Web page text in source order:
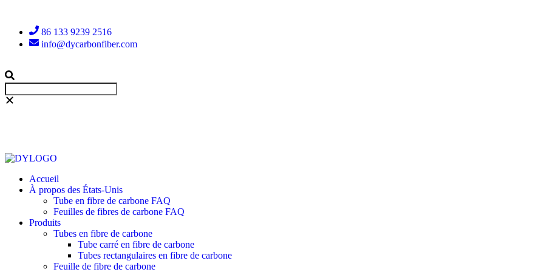
86 133 9239 2516
info@dycarbonfiber.com
Accueil
À propos des États-Unis
Tube en fibre de carbone FAQ
Feuilles de fibres de carbone FAQ
Produits
Tubes en fibre de carbone
Tube carré en fibre de carbone
Tubes rectangulaires en fibre de carbone
Feuille de fibre de carbone